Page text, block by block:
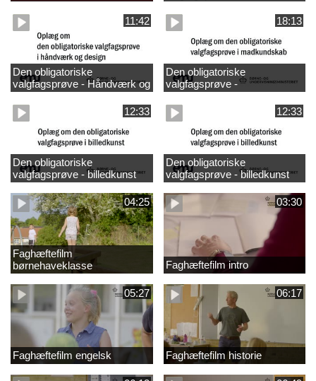
11:42
Den obligatoriske
valgfagsprøve - Håndværk og
design
18:13
Den obligatoriske
valgfagsprøve -
madkundskab
12:33
Den obligatoriske
valgfagsprøve - billedkunst
større LK
12:33
Den obligatoriske
valgfagsprøve - billedkunst
04:25
Faghæftefilm
børnehaveklasse
03:30
Faghæftefilm intro
05:27
Faghæftefilm engelsk
06:17
Faghæftefilm historie